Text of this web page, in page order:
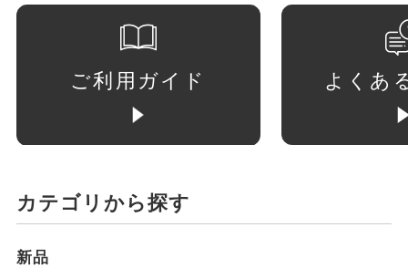
ご利用ガイド よくあ
カテゴリから探す
新品